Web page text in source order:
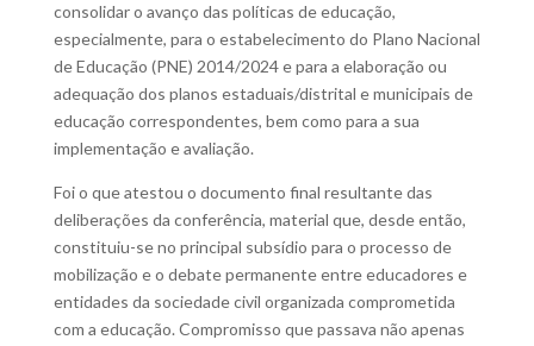
consolidar o avanço das políticas de educação,
especialmente, para o estabelecimento do Plano Nacional
de Educação (PNE) 2014/2024 e para a elaboração ou
adequação dos planos estaduais/distrital e municipais de
educação correspondentes, bem como para a sua
implementação e avaliação.
Foi o que atestou o documento final resultante das
deliberações da conferência, material que, desde então,
constituiu-se no principal subsídio para o processo de
mobilização e o debate permanente entre educadores e
entidades da sociedade civil organizada comprometida
com a educação. Compromisso que passava não apenas